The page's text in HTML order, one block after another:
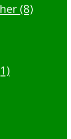
(8)